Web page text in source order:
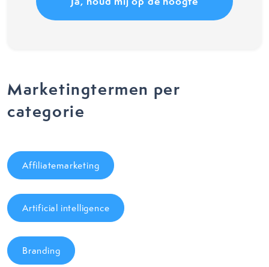
Marketingtermen per
categorie
Affiliatemarketing
Artificial intelligence
Branding